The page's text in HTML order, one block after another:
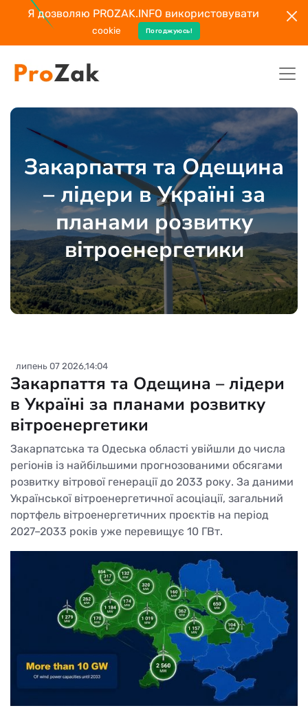
Я дозволяю PROZAK.INFO використовувати
cookie Погоджуюсь!
Закарпаття та Одещина
– лідери в Україні за
планами розвитку
вітроенергетики
липень 07 2026,14:04
Закарпаття та Одещина – лідери
в Україні за планами розвитку
вітроенергетики
Закарпатська та Одеська області увійшли до числа
регіонів із найбільшими прогнозованими обсягами
розвитку вітрової генерації до 2033 року. За даними
Української вітроенергетичної асоціації, загальний
портфель вітроенергетичних проєктів на період
2027–2033 років уже перевищує 10 ГВт.